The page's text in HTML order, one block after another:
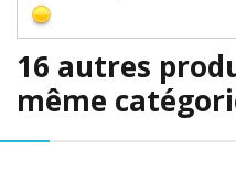
16 autres
même